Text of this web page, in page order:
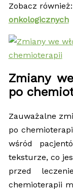
Zobacz również:
onkologicznych
Zmiany
po
Zauważalne
po
wśród
teksturze, co
przed
chemioterapii